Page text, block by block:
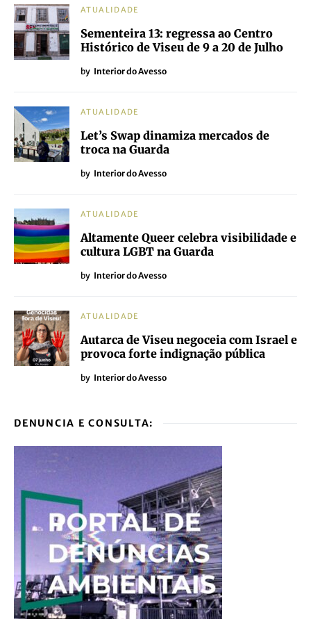
ATUALIDADE
Sementeira 13: regressa ao Centro
Histórico de Viseu de 9 a 20 de Julho
by Interior do Avesso
ATUALIDADE
Let’s Swap dinamiza mercados de
troca na Guarda
by Interior do Avesso
ATUALIDADE
Altamente Queer celebra visibilidade e
cultura LGBT na Guarda
by Interior do Avesso
ATUALIDADE
Autarca de Viseu negoceia com Israel e
provoca forte indignação pública
by Interior do Avesso
DENUNCIA E CONSULTA: